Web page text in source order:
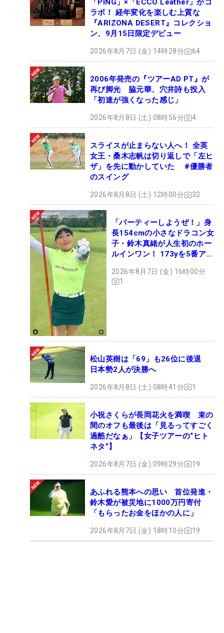
「PING」×「ECCO Leather」がコ
ラボ！ 経年変化を楽しむ上質な
『ARIZONA DESERT』コレクショ
ン、9月15日限定デビュー
2026年8月7日 (金) 14時28分 64
2006年発売の『ツアーAD PT』が
再び脚光 脇元華、穴井詩も投入
「初速が強くなった感じ」
2026年8月8日 (土) 08時56分 4
スライスが止まらない人へ！ 全英
女王・桑木志帆は切り返しで「左ヒ
ザ」を先に動かしていた #優勝者
のスイング
2026年8月8日 (土) 12時00分 32
「パーティーしようぜ！」身
長154cmの小さなドラコン女
子・鈴木真緒が人生初のホー
ルインワン！ 173yを5番アイ
2026年8月7日 (金) 16時00分
1
松山英樹は「69」も26位に後退
日本勢2人が決勝へ
2026年8月8日 (土) 08時41分 1
小祝さくらが長岡花火を満喫 束の
間のオフも最後は「見るってすごく
過酷だなぁ」【女子ツアーの“ヒト
ネタ”】
2026年8月7日 (金) 09時29分 19
あふれる熊本への思い 首位発進・
鈴木愛が被災地に1000万円寄付
「もらったお金をほかの人に」
2026年8月7日 (金) 18時10分 19